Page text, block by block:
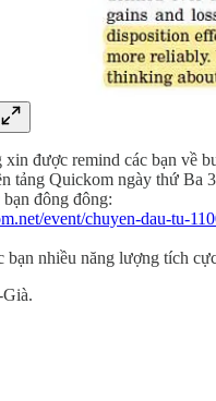
xin được remind các bạn về
tảng Quickom ngày thứ Ba
đông đông:
event/chuyen-dau-tu-
bạn nhiều năng lượng tích